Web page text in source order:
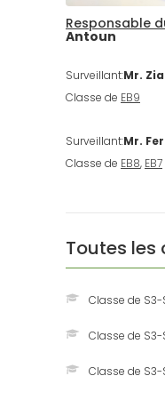
Responsable
Antoun
Surveillant:Mr.
Classe de EB9
Surveillant:Mr.
Classe de EB8, EB7
Toutes les
Classe de S3-
Classe de S3-
Classe de S3-